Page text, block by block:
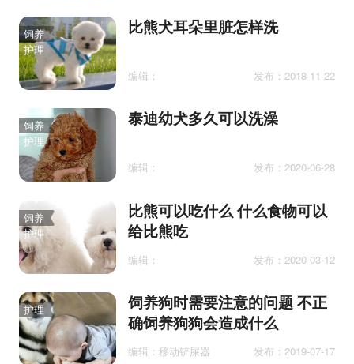
饲养
护理
比熊犬耳朵里脏怎样洗
编辑： 发布：2018-11-22
饲养
护理
泰迪幼犬多久可以洗澡
编辑： 发布：2020-06-28
饲养
护理
比熊可以吃什么 什么食物可以
给比熊吃
编辑： 发布：2020-03-12
护理
饲养狗时需要注意的问题 不正
确饲养狗狗会造成什么
编辑：移动铲屎器 发布：2019-07-17